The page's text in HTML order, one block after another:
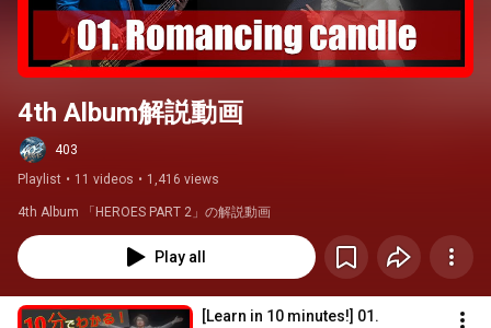
4th Album解説動画
403
Playlist • 11 videos • 1,416 views
4th Album 「HEROES PART 2」の解説動画
Play all
[Learn in 10 minutes!] 01.